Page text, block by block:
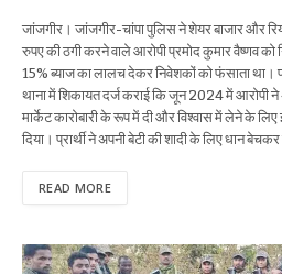
जांजगीर। जांजगीर-चांपा पुलिस ने शेयर बाजार और
रुपए की ठगी करने वाले आरोपी प्रमोद कुमार वैष्णव को
15% ब्याज का लालच देकर निवेशकों को फंसाता था।
थाना में शिकायत दर्ज कराई कि जून 2024 में आरोपी
मार्केट कारोबारी के रूप में दी और विश्वास में लेने के
दिया। प्रार्थी ने अपनी बेटी की शादी के लिए धान
READ MORE